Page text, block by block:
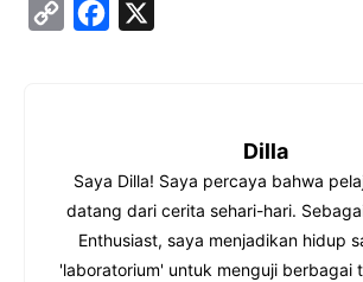
C
k
o
o
k
Dilla
Saya Dilla! Saya percaya bahwa
datang dari cerita sehari-hari.
Enthusiast, saya menjadikan hidup
'laboratorium' untuk menguji